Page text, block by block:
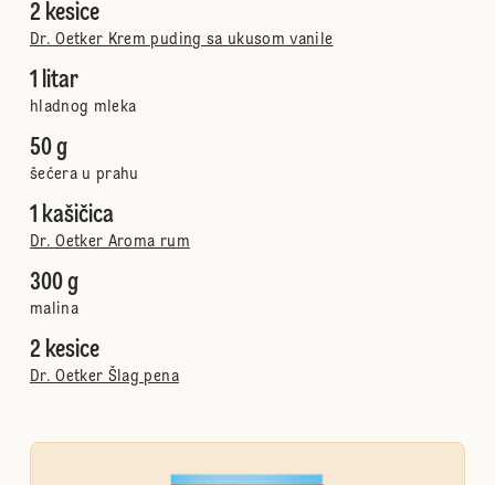
2 kesice
Dr. Oetker Krem puding sa ukusom vanile
1 litar
hladnog mleka
50 g
šećera u prahu
1 kašičica
Dr. Oetker Aroma rum
300 g
malina
2 kesice
Dr. Oetker Šlag pena